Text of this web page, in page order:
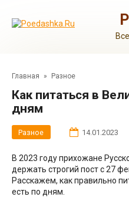
контенту
Главная » Разное
Как питаться в Великий пост 2023 по
дням
Разное 14.01.2023
В 2023 году прихожане
держать строгий пост с 27
Расскажем, как правильно
есть по дням.